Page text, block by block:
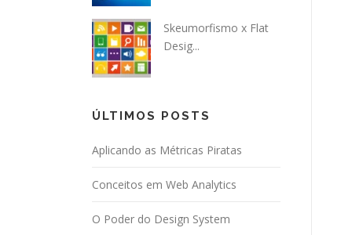
Skeumorfismo x Flat
Desig...
ÚLTIMOS POSTS
Aplicando as Métricas Piratas
Conceitos em Web Analytics
O Poder do Design System